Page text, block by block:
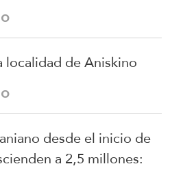
localidad de Aniskino
desde el inicio de
a 2,5 millones: